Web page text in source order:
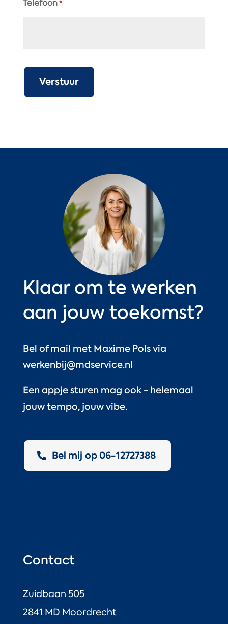
Telefoon*
Klaar om te werken
aan jouw toekomst?
Bel of mail met Maxime Pols via
werkenbij@mdservice.nl
Een appje sturen mag ook - helemaal
jouw tempo, jouw vibe.
Bel mij op 06-12727388
Contact
Zuidbaan 505
2841 MD Moordrecht